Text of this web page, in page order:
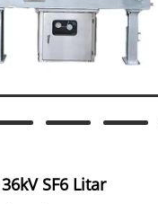
SF6 Litar